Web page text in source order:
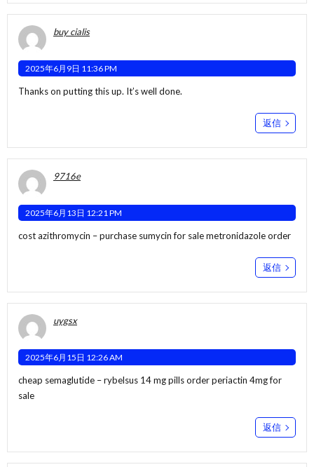
buy cialis
2025年6月9日 11:36 PM
Thanks on putting this up. It’s well done.
返信
9716e
2025年6月13日 12:21 PM
cost azithromycin –purchase sumycin for salemetronidazole order
返信
uygsx
2025年6月15日 12:26 AM
cheap semaglutide –rybelsus 14 mg pillsorder periactin 4mg for
sale
返信